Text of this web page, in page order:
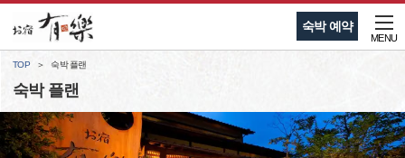
숙박 예약
MENU
TOP 숙박 플랜
숙박 플랜